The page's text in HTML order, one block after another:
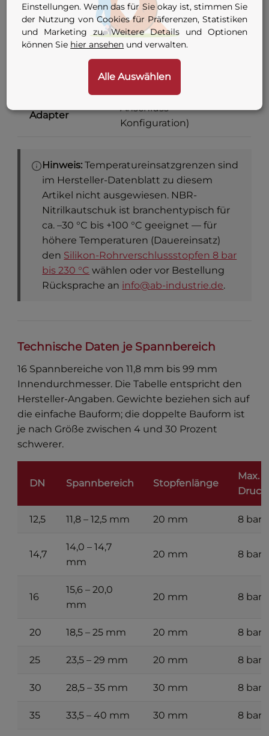
bis 99 mm
Anschluss
7 Varianten — siehe
Konfigurator-Tabelle
Adapter
G 1/8 oder G 1/4 (je nach
Anschluss-
Konfiguration)
Hinweis: Temperatureinsatzgrenzen sind
im Hersteller-Datenblatt zu diesem
Artikel nicht ausgewiesen. NBR-
Nitrilkautschuk ist branchentypisch für
ca. –30 °C bis +100 °C geeignet — für
höhere Temperaturen (Dauereinsatz)
den Silikon-Rohrverschlussstopfen 8 bar
bis 230 °C wählen oder vor Bestellung
Rücksprache an info@ab-industrie.de.
Technische Daten je Spannbereich
16 Spannbereiche von 11,8 mm bis 99 mm
Innendurchmesser. Die Tabelle entspricht den
Hersteller-Angaben. Gewichte beziehen sich auf
die einfache Bauform; die doppelte Bauform ist
je nach Größe zwischen 4 und 30 Prozent
schwerer.
DN Spannbereich Stopfenlänge
Max.
Druck
12,5 11,8 – 12,5 mm 20 mm 8 bar
14,7
14,0 – 14,7
mm
20 mm 8 bar
16
15,6 – 20,0
mm
20 mm 8 bar
20 18,5 – 25 mm 20 mm 8 bar
25 23,5 – 29 mm 20 mm 8 bar
30 28,5 – 35 mm 30 mm 8 bar
35 33,5 – 40 mm 30 mm 8 bar
Einstellungen. Wenn das für Sie okay ist, stimmen Sie
der Nutzung von Cookies für Präferenzen, Statistiken
und Marketing zu. Weitere Details und Optionen
können Sie hier ansehen und verwalten.
Alle Auswählen